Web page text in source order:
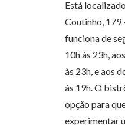
Está
Coutinho, 179
funciona de
10h às 23h,
às 23h, e aos
às 19h. O
opção para
experimentar